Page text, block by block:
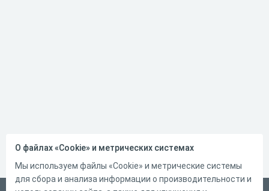
О файлах «Cookie» и метрических системах
Мы используем файлы «Cookie» и метрические системы
для сбора и анализа информации о производительности и